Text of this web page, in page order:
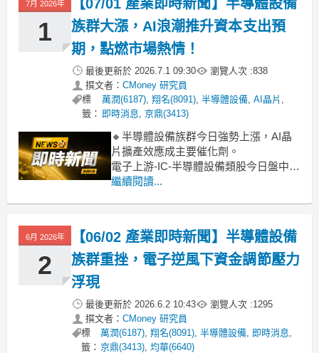
發，帶動CoWoS等先進
7月 2026年
1
【07/01 產業即時新聞】半導體設備
族群大漲，AI浪潮推升資本支出預
期，點燃市場熱情！
最後更新於 2026.7.1 09:30 瀏覽人次 :838
撰文者： CMoney 研究員
標
籤：
萬潤(6187),翔名(8091),半導體設備,AI晶片 ,
即時消息,京鼎(3413)
🔸半導體設備族群今日強勢上漲，AI晶
片擴產效應成主要催化劑。
電子上游-IC-半導體設備類股今日盤中表
現亮眼，整體漲幅高達7.38%，在AI熱潮
能。包括鴻勁、均華漲幅近一成，家登
也大漲逾8%，萬潤、創控、家碩等多檔
個股漲勢強
繼續閱讀...
6月 2026年
2
【06/02 產業即時新聞】半導體設備
族群重挫，電子逆風下資金調節壓力
浮現
最後更新於 2026.6.2 10:43 瀏覽人次 :1295
撰文者： CMoney 研究員
標
籤：
萬潤(6187), 翔名(8091), 半導體設備, 即時消息,
京鼎(3413), 均華(6640)